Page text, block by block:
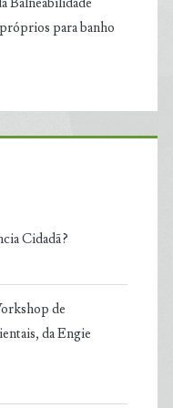
para banho
Cidadã?
de
da Engie